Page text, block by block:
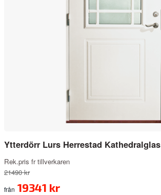
Ytterdörr Lurs Herrestad Kathedralglas
Rek.pris fr tillverkaren
21490 kr
från 19341 kr